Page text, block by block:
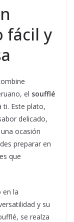
fácil y
el soufflé
ti. Este plato,
delicado,
ocasión
preparar en
que
en la
y su
se realza